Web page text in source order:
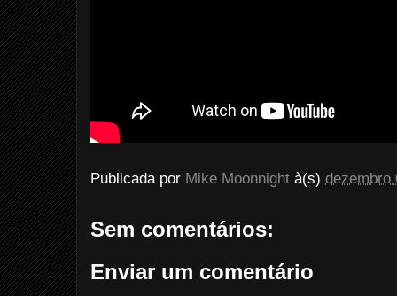
Publicada por Mike Moonnight à(s) dezembro
Sem comentários:
Enviar um comentário